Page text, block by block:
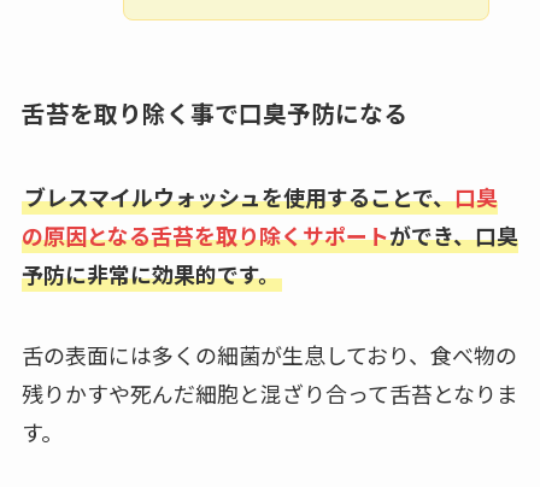
舌苔を取り除く事で口臭予防になる
ブレスマイルウォッシュを使用することで、口臭
の原因となる舌苔を取り除くサポートができ、口臭
予防に非常に効果的です。
舌の表面には多くの細菌が生息しており、食べ物の
残りかすや死んだ細胞と混ざり合って舌苔となりま
す。